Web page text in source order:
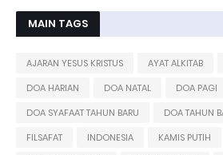
MAIN TAGS
AJARAN YESUS KRISTUS AYAT ALKITAB
DOA HARIAN
DOA NATAL DOA PAGI
DOA SYAFAAT TAHUN BARU
DOA TAHUN
FILSAFAT
INDONESIA KAMIS PUTIH